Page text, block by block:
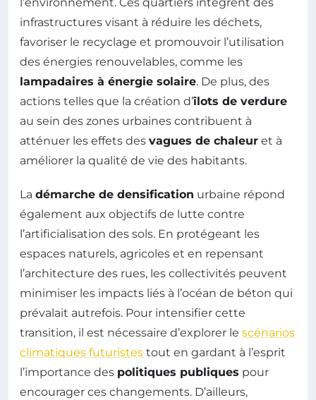
infrastructures visant à réduire les déchets,
favoriser le recyclage et promouvoir l’utilisation
des énergies renouvelables, comme les
lampadaires à énergie solaire. De plus, des
actions telles que la création d’îlots de verdure
au sein des zones urbaines contribuent à
atténuer les effets des vagues de chaleur et à
améliorer la qualité de vie des habitants.
La démarche de densification urbaine répond
également aux objectifs de lutte contre
l’artificialisation des sols. En protégeant les
espaces naturels, agricoles et en repensant
l’architecture des rues, les collectivités peuvent
minimiser les impacts liés à l’océan de béton qui
prévalait autrefois. Pour intensifier cette
transition, il est nécessaire d’explorer le scénarios
climatiques futuristes tout en gardant à l’esprit
l’importance des politiques publiques pour
encourager ces changements. D’ailleurs,